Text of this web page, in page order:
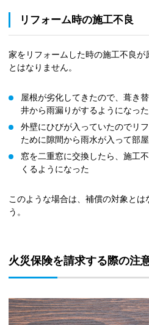
リフォーム時の施工不良
家をリフォームした時の施工不良
とはなりません。
屋根が劣化してきたので、葺き
井から雨漏りがするようになった
外壁にひびが入っていたのでリ
ために隙間から雨水が入って部
窓を二重窓に交換したら、施工
くるようになった
このような場合は、補償の対象とは
う。
火災保険を請求する際の注